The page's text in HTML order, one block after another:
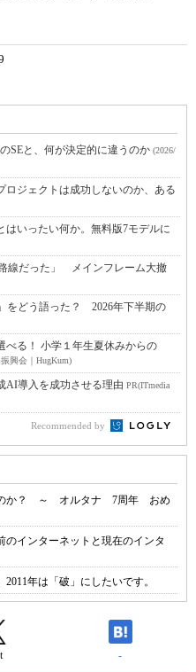
SEと、何が決定的に違うのか (2026/
ジェクトは成功しないのか、ある
いったい何か。無料版7モデルに
線だった」 メインフレーム大撤
をどう語った？ 2026年下半期の
べる！ 小学１年生夏休みからの
興会｜HugKum)
導入を成功させる理由 PR(ITmedia
Recommended by
のか？ ～ オルタナ 7周年 おめ
のインターネットと現在のインタ
年は「破」にしたいです。
-